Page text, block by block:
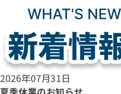
2026年07月31日